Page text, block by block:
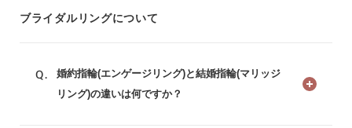
ブライダルリングについて
婚約指輪(エンゲージリング)と結婚指輪(マリッジ
リング)の違いは何ですか？